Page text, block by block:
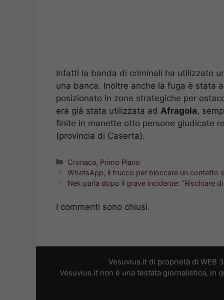
Infatti la banda di criminali ha utilizzato
una banca. Inoltre anche la fuga è stata
posizionato in zone strategiche per
era già stata utilizzata ad Afragola,
finite in manette otto persone giudicate
(provincia di Caserta).
Categorie
Cronaca, Primo Piano
WhatsApp, il trucco per bloccare un contatto
Nek parla dopo il grave incidente: “Rischiare
I commenti sono chiusi.
Vesuvius.it di proprietà di WEB
Vesuvius.it non è una testata giornalistica, in